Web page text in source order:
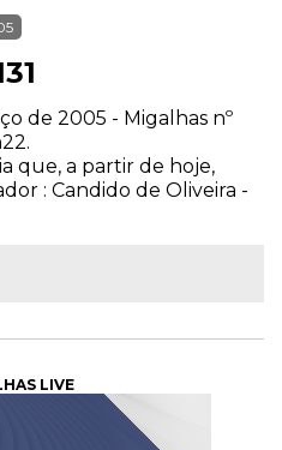
de 2005 - Migalhas nº
às 10h22.
que, a partir de hoje,
: Candido de Oliveira -
LIVE